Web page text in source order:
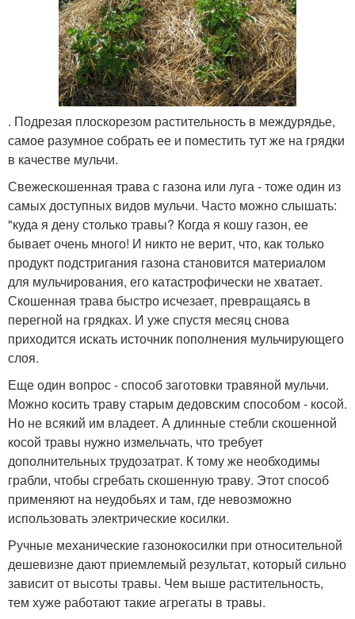
. Подрезая плоскорезом растительность в междурядье,
самое разумное собрать ее и поместить тут же на грядки
в качестве мульчи.
Свежескошенная трава с газона или луга - тоже один из
самых доступных видов мульчи. Часто можно слышать:
"куда я дену столько травы? Когда я кошу газон, ее
бывает очень много! И никто не верит, что, как только
продукт подстригания газона становится материалом
для мульчирования, его катастрофически не хватает.
Скошенная трава быстро исчезает, превращаясь в
перегной на грядках. И уже спустя месяц снова
приходится искать источник пополнения мульчирующего
слоя.
Еще один вопрос - способ заготовки травяной мульчи.
Можно косить траву старым дедовским способом - косой.
Но не всякий им владеет. А длинные стебли скошенной
косой травы нужно измельчать, что требует
дополнительных трудозатрат. К тому же необходимы
грабли, чтобы сгребать скошенную траву. Этот способ
применяют на неудобьях и там, где невозможно
использовать электрические косилки.
Ручные механические газонокосилки при относительной
дешевизне дают приемлемый результат, который сильно
зависит от высоты травы. Чем выше растительность,
тем хуже работают такие агрегаты в травы.